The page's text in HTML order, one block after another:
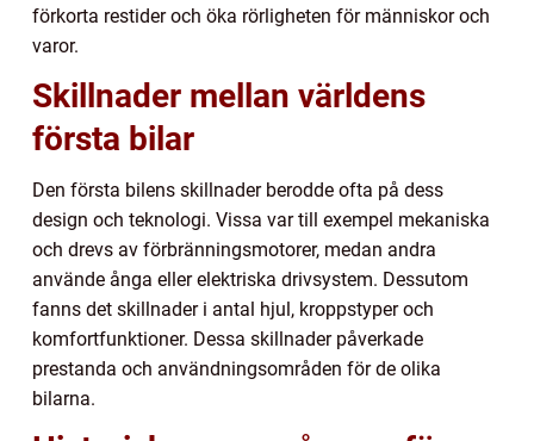
förkorta restider och öka rörligheten för människor och
varor.
Skillnader mellan världens
första bilar
Den första bilens skillnader berodde ofta på dess
design och teknologi. Vissa var till exempel mekaniska
och drevs av förbränningsmotorer, medan andra
använde ånga eller elektriska drivsystem. Dessutom
fanns det skillnader i antal hjul, kroppstyper och
komfortfunktioner. Dessa skillnader påverkade
prestanda och användningsområden för de olika
bilarna.